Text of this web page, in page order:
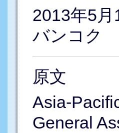
2013年5月
バンコク
原文
Asia-
General